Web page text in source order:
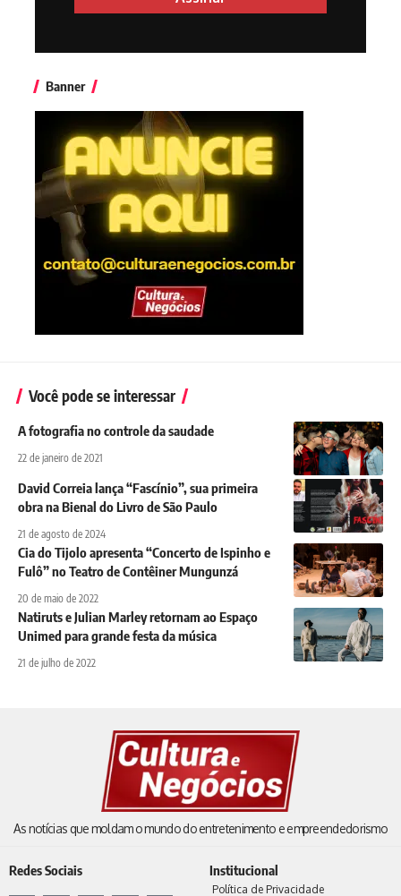
Banner
Você pode se interessar
A fotografia no controle da saudade
22 de janeiro de 2021
David Correia lança “Fascínio”, sua primeira
obra na Bienal do Livro de São Paulo
21 de agosto de 2024
Cia do Tijolo apresenta “Concerto de Ispinho e
Fulô” no Teatro de Contêiner Mungunzá
20 de maio de 2022
Natiruts e Julian Marley retornam ao Espaço
Unimed para grande festa da música
21 de julho de 2022
As notícias que moldam o mundo do entretenimento e empreendedorismo
Redes Sociais Institucional
Política de Privacidade